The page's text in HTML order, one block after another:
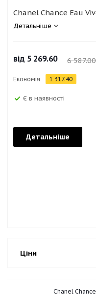
Chanel Chance Eau
Детальніше
від 5 269.60 6 587.00
Економія 1 317.40
Є в наявності
Детальніше
Ціни
Chanel